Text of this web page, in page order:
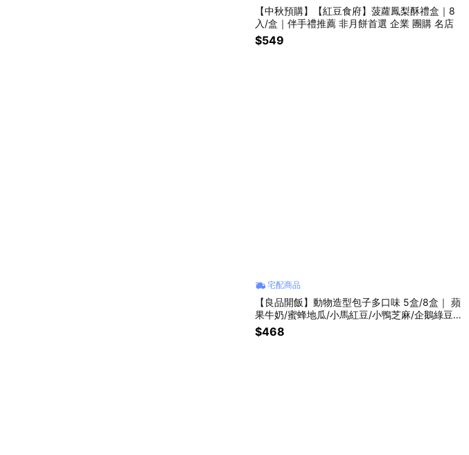
【中秋預購】【紅豆食府】菠蘿鳳梨酥禮盒｜8
入/盒｜伴手禮推薦 非月餅首選 企業 團購 名店
$549
宅配商品
【良品開飯】動物造型包子多口味 5盒/8盒｜ 蘋
果牛奶/蜜蜂地瓜/小馬紅豆/小鴨芝麻/企鵝綠豆/
水豚芋泥 冷凍 團購
$468